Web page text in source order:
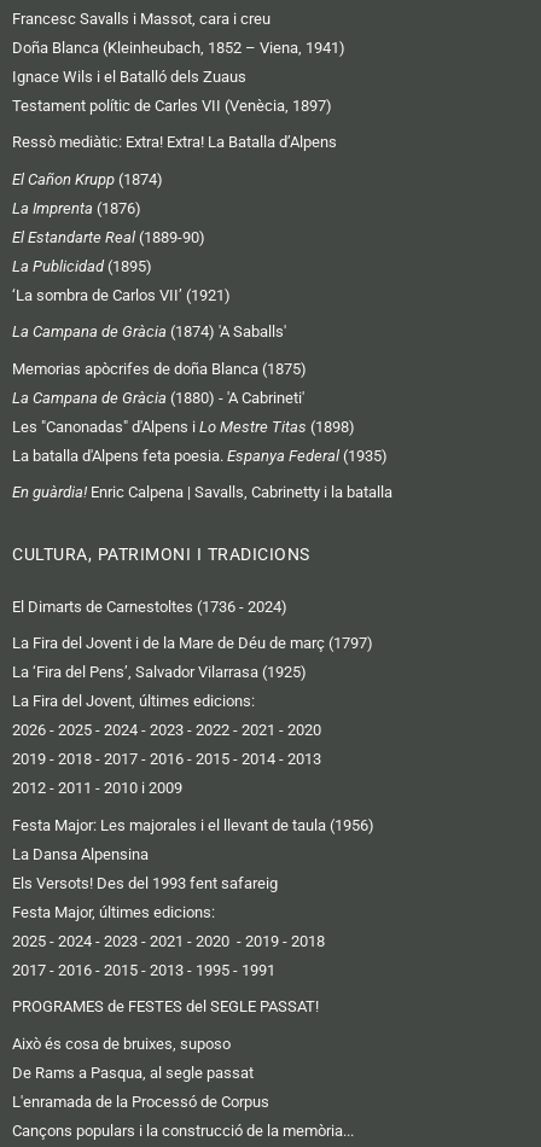
Francesc Savalls i Massot, cara i creu
Doña Blanca (Kleinheubach, 1852 – Viena, 1941)
Ignace Wils i el Batalló dels Zuaus
Testament polític de Carles VII (Venècia, 1897)
Ressò mediàtic: Extra! Extra! La Batalla d’Alpens
El Cañon Krupp (1874)
La Imprenta (1876)
El Estandarte Real (1889-90)
La Publicidad(1895)
‘La sombra de Carlos VII’ (1921)
La Campana de Gràcia (1874) 'A Saballs'
Memorias apòcrifes de doña Blanca (1875)
La Campana de Gràcia (1880) - 'A Cabrineti'
Les "Canonadas" d'Alpens i Lo Mestre Titas (1898)
La batalla d'Alpens feta poesia. Espanya Federal (1935)
En guàrdia! Enric Calpena | Savalls, Cabrinetty i la batalla
CULTURA, PATRIMONI I TRADICIONS
El Dimarts de Carnestoltes (1736 - 2024)
La Fira del Jovent i de la Mare de Déu de març (1797)
La ‘Fira del Pens’, Salvador Vilarrasa (1925)
La Fira del Jovent, últimes edicions:
2026 - 2025 - 2024 - 2023 - 2022 - 2021 - 2020
2019 - 2018 - 2017 - 2016 - 2015 - 2014 - 2013
2012 - 2011 - 2010 i 2009
Festa Major: Les majorales i el llevant de taula (1956)
La Dansa Alpensina
Els Versots! Des del 1993 fent safareig
Festa Major, últimes edicions:
2025 - 2024 - 2023 - 2021 - 2020 - 2019 - 2018
2017 - 2016 - 2015 - 2013 - 1995 - 1991
PROGRAMES de FESTES del SEGLE PASSAT!
Això és cosa de bruixes, suposo
De Rams a Pasqua, al segle passat
L'enramada de la Processó de Corpus
Cançons populars i la construcció de la memòria...